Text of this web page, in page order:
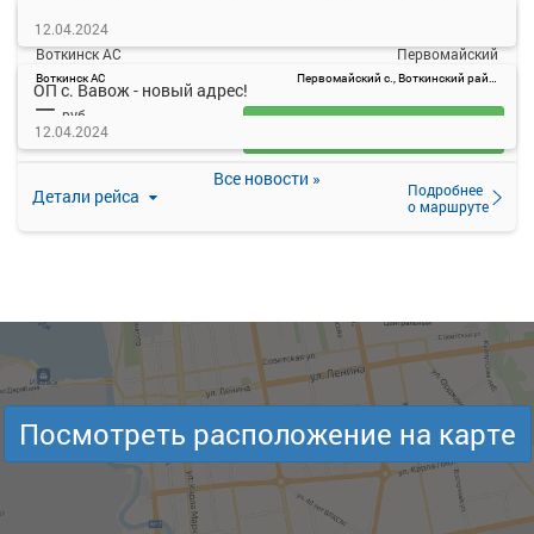
17:40
Воткинск АС
Воткинск АС
Первомайский
Первомайский с., Воткинский район, Удмуртская Республика
Детали рейса
Подробнее
о маршруте
— руб.
12.04.2024
ОП с. Вавож - новый адрес!
12.04.2024
Все новости »
Посмотреть расположение на карте